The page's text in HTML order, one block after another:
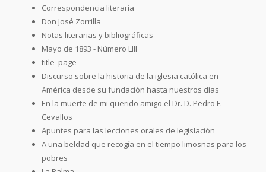
Correspondencia literaria
Don José Zorrilla
Notas literarias y bibliográficas
Mayo de 1893 - Número LIII
title_page
Discurso sobre la historia de la iglesia católica en
América desde su fundación hasta nuestros días
En la muerte de mi querido amigo el Dr. D. Pedro F.
Cevallos
Apuntes para las lecciones orales de legislación
A una beldad que recogía en el tiempo limosnas para los
pobres